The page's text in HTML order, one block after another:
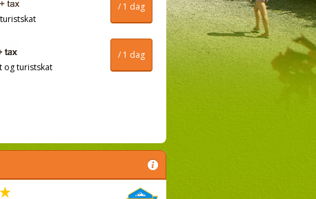
/ 1 dag
/ 1 dag
og turistskat